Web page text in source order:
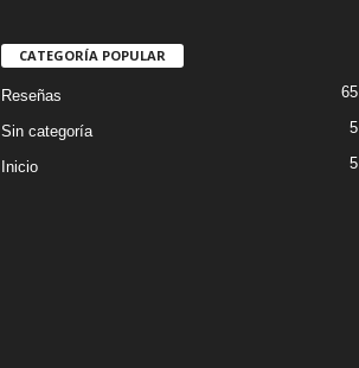
CATEGORÍA POPULAR
Reseñas 65
Sin categoría 5
Inicio 5